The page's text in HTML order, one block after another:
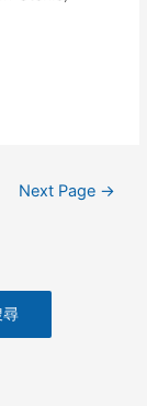
Next Page →
尋